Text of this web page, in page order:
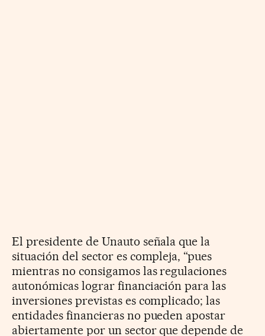
El presidente de Unauto señala que la
situación del sector es compleja, “pues
mientras no consigamos las regulaciones
autonómicas lograr financiación para las
inversiones previstas es complicado; las
entidades financieras no pueden apostar
abiertamente por un sector que depende de